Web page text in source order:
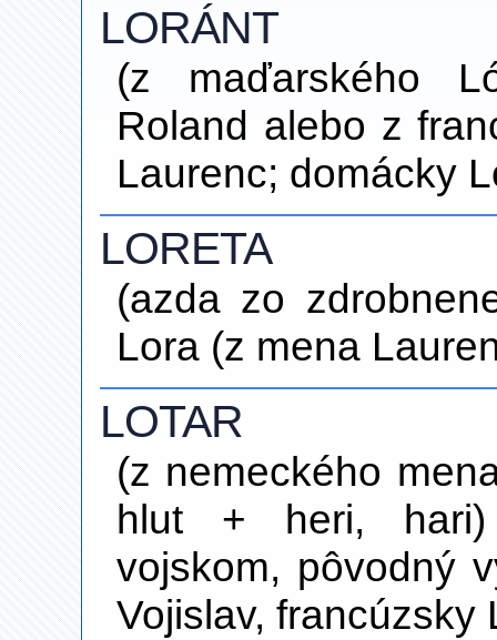
LORÁNT
(z maďarského
Roland alebo z
Laurenc; domácky
LORETA
(azda zo
Lora (z mena
LOTAR
(z nemeckého
hlut + heri, hari)
vojskom, pôvodný
Vojislav, francúzsky